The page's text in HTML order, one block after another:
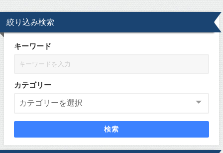
絞り込み検索
キーワード
カテゴリー
検索